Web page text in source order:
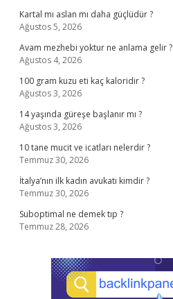
Kartal mı aslan mı daha güçlüdür ?
Ağustos 5, 2026
Avam mezhebi yoktur ne anlama gelir ?
Ağustos 4, 2026
100 gram kuzu eti kaç kaloridir ?
Ağustos 3, 2026
14 yaşında güreşe başlanır mı ?
Ağustos 3, 2026
10 tane mucit ve icatları nelerdir ?
Temmuz 30, 2026
İtalya’nın ilk kadın avukatı kimdir ?
Temmuz 30, 2026
Suboptimal ne demek tıp ?
Temmuz 28, 2026